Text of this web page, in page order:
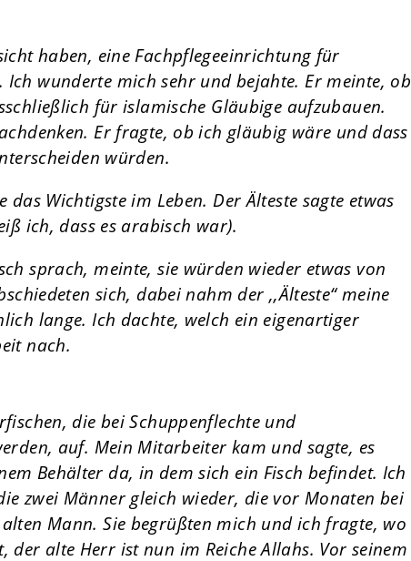
haben, eine Fachpflegeeinrichtung für
Ich wunderte mich sehr und bejahte. Er meinte, ob
für islamische Gläubige aufzubauen.
Er fragte, ob ich gläubig wäre und dass
würden.
Wichtigste im Leben. Der Älteste sagte etwas
ich, dass es arabisch war).
sprach, meinte, sie würden wieder etwas von
sich, dabei nahm der ,,Älteste“ meine
lange. Ich dachte, welch ein eigenartiger
nach.
die bei Schuppenflechte und
auf. Mein Mitarbeiter kam und sagte, es
Behälter da, in dem sich ein Fisch befindet. Ich
zwei Männer gleich wieder, die vor Monaten bei
Mann. Sie begrüßten mich und ich fragte, wo
alte Herr ist nun im Reiche Allahs. Vor seinem